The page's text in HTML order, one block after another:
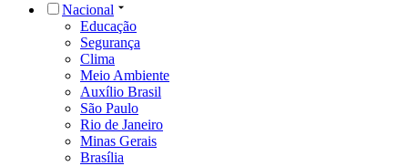
Nacional
Educação
Segurança
Clima
Meio Ambiente
Auxílio Brasil
São Paulo
Rio de Janeiro
Minas Gerais
Brasília